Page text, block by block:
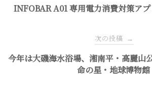
稿
ビ
INFOBAR A01 専用電力消費対策ア
次の投稿 →
今年は大磯海水浴場、湘南平・高麗山
命の星・地球博物館